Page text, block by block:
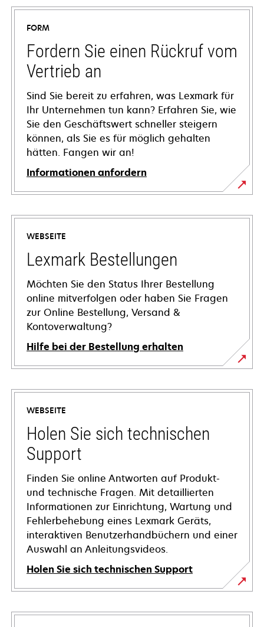
FORM
Fordern Sie einen Rückruf vom
Vertrieb an
Sind Sie bereit zu erfahren, was Lexmark für
Ihr Unternehmen tun kann? Erfahren Sie, wie
Sie den Geschäftswert schneller steigern
können, als Sie es für möglich gehalten
hätten. Fangen wir an!
Informationen anfordern
WEBSEITE
Lexmark Bestellungen
Möchten Sie den Status Ihrer Bestellung
online mitverfolgen oder haben Sie Fragen
zur Online Bestellung, Versand &
Kontoverwaltung?
Hilfe bei der Bestellung erhalten
WEBSEITE
Holen Sie sich technischen
Support
Finden Sie online Antworten auf Produkt-
und technische Fragen. Mit detaillierten
Informationen zur Einrichtung, Wartung und
Fehlerbehebung eines Lexmark Geräts,
interaktiven Benutzerhandbüchern und einer
Auswahl an Anleitungsvideos.
Holen Sie sich technischen Support
wird
in